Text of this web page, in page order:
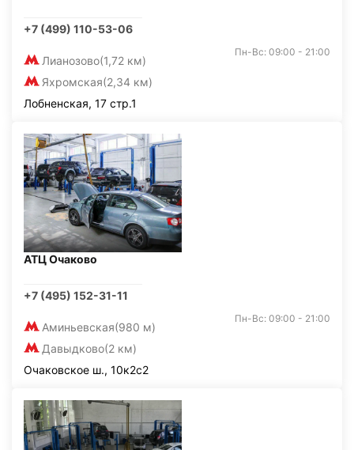
+7 (499) 110-53-06
Лианозово(1,72 км)
Яхромская(2,34 км)
Пн-Вс: 09:00 - 21:00
Лобненская, 17 стр.1
АТЦ Очаково
+7 (495) 152-31-11
Аминьевская(980 м)
Давыдково(2 км)
Пн-Вс: 09:00 - 21:00
Очаковское ш., 10к2с2